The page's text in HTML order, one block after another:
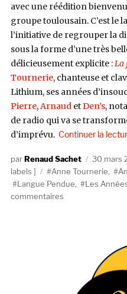
avec une réédition
groupe toulousain. C’est le
l’initiative de regrouper la
sous la forme d’une très
délicieusement explicite : La
Tournerie, chanteuse et
Lithium, ses années
Pierre, Arnaud et Den’s,
de radio qui va se
d’imprévu. Continuer la
AuteurRenaud Sachet
Publié
le
30 mars
labels
Étiquettes
Anne Tournerie
Langue Pendue
Les
commentairessur